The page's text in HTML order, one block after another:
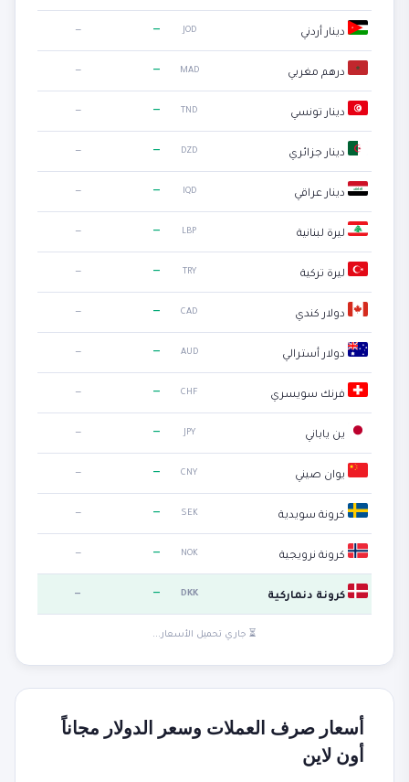
دينار أردني JOD
—
—
درهم مغربي MAD
—
—
دينار تونسي TND
—
—
دينار جزائري DZD
—
—
دينار عراقي IQD
—
—
ليرة لبنانية LBP
—
—
ليرة تركية TRY
—
—
دولار كندي CAD
—
—
دولار أسترالي AUD
—
—
فرنك سويسري CHF
—
—
ين ياباني JPY
—
—
يوان صيني CNY
—
—
كرونة سويدية SEK
—
—
كرونة نرويجية NOK
—
—
كرونة دنماركية DKK
—
—
⏳ جاري تحميل الأسعار...
أسعار صرف العملات وسعر الدولار مجاناً
أون لاين